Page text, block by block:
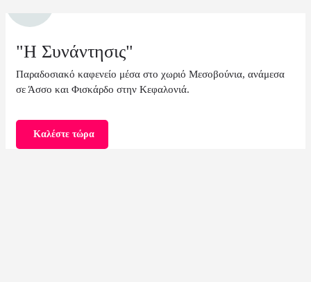
"Η Συνάντησις"
Παραδοσιακό καφενείο μέσα στο χωριό Μεσοβούνια, ανάμεσα
σε Άσσο και Φισκάρδο στην Κεφαλονιά.
Καλέστε τώρα